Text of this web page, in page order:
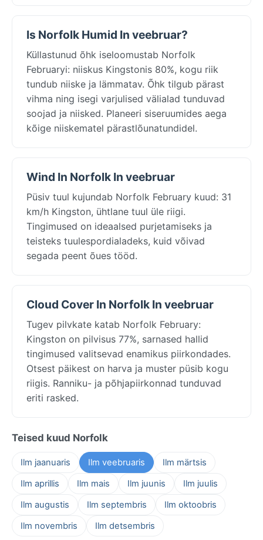
Is Norfolk Humid In veebruar?
Küllastunud õhk iseloomustab Norfolk
Februaryi: niiskus Kingstonis 80%, kogu riik
tundub niiske ja lämmatav. Õhk tilgub pärast
vihma ning isegi varjulised välialad tunduvad
soojad ja niisked. Planeeri siseruumides aega
kõige niiskematel pärastlõunatundidel.
Wind In Norfolk In veebruar
Püsiv tuul kujundab Norfolk February kuud: 31
km/h Kingston, ühtlane tuul üle riigi.
Tingimused on ideaalsed purjetamiseks ja
teisteks tuulespordialadeks, kuid võivad
segada peent õues tööd.
Cloud Cover In Norfolk In veebruar
Tugev pilvkate katab Norfolk February:
Kingston on pilvisus 77%, sarnased hallid
tingimused valitsevad enamikus piirkondades.
Otsest päikest on harva ja muster püsib kogu
riigis. Ranniku- ja põhjapiirkonnad tunduvad
eriti rasked.
Teised kuud Norfolk
Ilm jaanuaris Ilm veebruaris
Ilm märtsis
Ilm aprillis
Ilm mais Ilm juunis
Ilm juulis
Ilm augustis
Ilm septembris
Ilm oktoobris
Ilm novembris
Ilm detsembris